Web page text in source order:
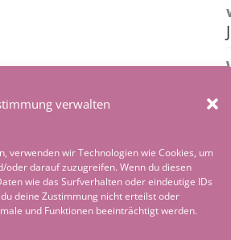
verwalten
verwenden wir Technologien wie Cookies, um
darauf zuzugreifen. Wenn du diesen
wie das Surfverhalten oder eindeutige IDs
deine Zustimmung nicht erteilst oder
und Funktionen beeinträchtigt werden.